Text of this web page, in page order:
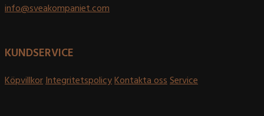
info@sveakompaniet.com
KUNDSERVICE
KöpvillkorIntegritetspolicyKontakta ossService